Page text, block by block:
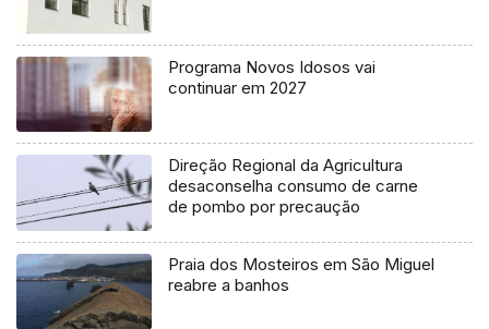
Programa Novos Idosos vai
continuar em 2027
Direção Regional da Agricultura
desaconselha consumo de carne
de pombo por precaução
Praia dos Mosteiros em São Miguel
reabre a banhos